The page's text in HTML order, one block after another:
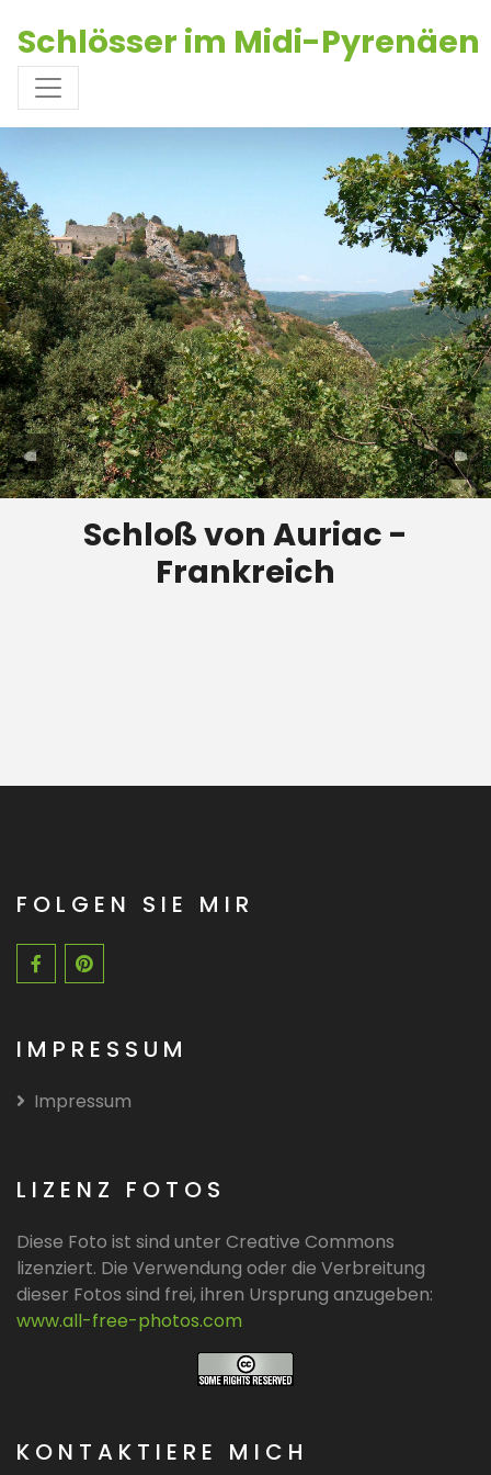
Schlösser im Midi-Pyrenäen
Schloß von Auriac -
Frankreich
FOLGEN SIE MIR
IMPRESSUM
Impressum
LIZENZ FOTOS
Diese Foto ist sind unter Creative Commons
lizenziert. Die Verwendung oder die Verbreitung
dieser Fotos sind frei, ihren Ursprung anzugeben:
www.all-free-photos.com
KONTAKTIERE MICH